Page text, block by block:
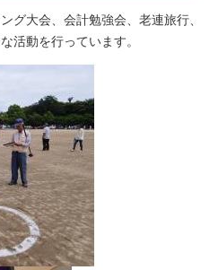
グ大会、会計勉強会、老連旅行、
活動を行っています。